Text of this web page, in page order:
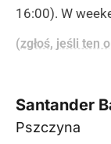
16:00). W
(zgłoś, jeśli ten
Santander
Pszczyna